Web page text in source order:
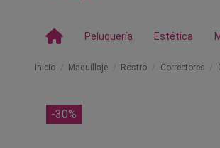
Peluquería Estética
Inicio Maquillaje Rostro Correctores
-30%